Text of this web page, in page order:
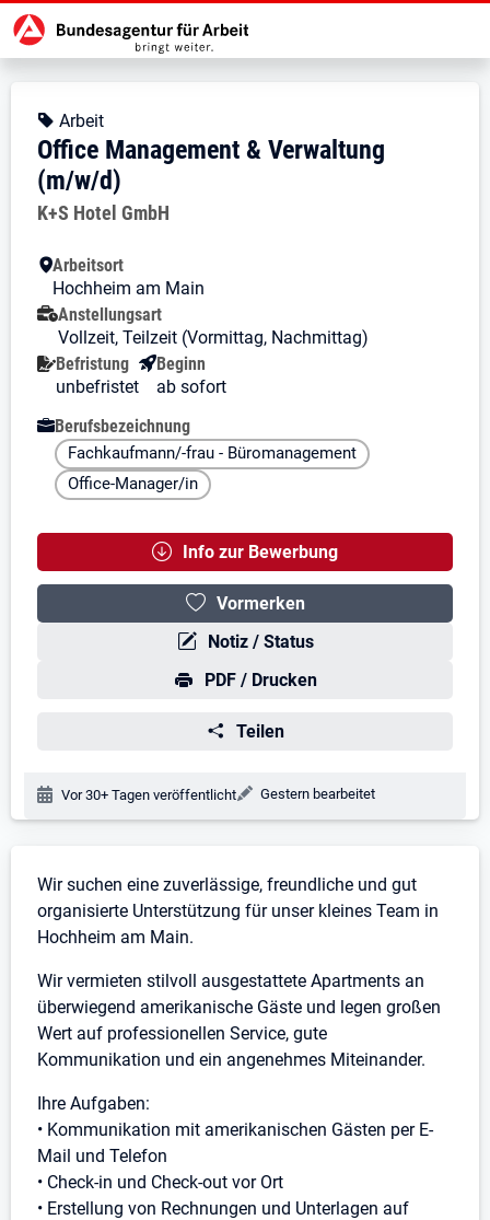
Zur Jobsuche Startseite
Stellendetails zu: Office
Office Management &
Office Management &
Kopfbereich
Angebotsart:
Arbeit
Office Management & Verwaltung
(m/w/d)
Arbeitgeber:
K+S Hotel GmbH
Besondere Merkmale
Arbeitsort
Hochheim am Main
Anstellungsart
Vollzeit, Teilzeit (Vormittag, Nachmittag)
Befristung
unbefristet
Beginn
ab sofort
Berufsbezeichnung
Fachkaufmann/-frau - Büromanagement
Office-Manager/in
Info zur Bewerbung
Vormerken
Notiz / Status
PDF / Drucken
Teilen
Veröffentlichungsdatum:
Vor 30+ Tagen veröffentlicht Änderungsdatum:
Gestern bearbeitet
Stellenbeschreibung
Wir suchen eine zuverlässige, freundliche und gut
organisierte Unterstützung für unser kleines Team in
Hochheim am Main.
Wir vermieten stilvoll ausgestattete Apartments an
überwiegend amerikanische Gäste und legen großen
Wert auf professionellen Service, gute
Kommunikation und ein angenehmes Miteinander.
Ihre Aufgaben:
• Kommunikation mit amerikanischen Gästen per E-
Mail und Telefon
• Check-in und Check-out vor Ort
• Erstellung von Rechnungen und Unterlagen auf